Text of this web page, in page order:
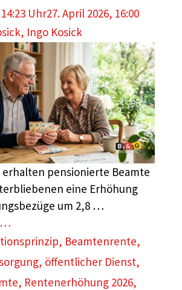
Uhr27. April 2026, 16:00
, Ingo Kosick
erhalten pensionierte Beamte
eine Erhöhung
um 2,8 …
…
, Beamtenrente,
, öffentlicher Dienst,
, Rentenerhöhung 2026,